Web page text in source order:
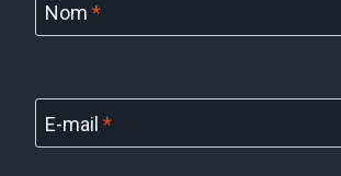
Nom *
E-mail *